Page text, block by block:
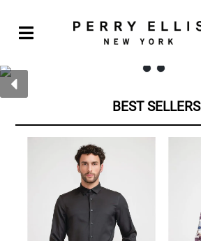
BEST SELLERS